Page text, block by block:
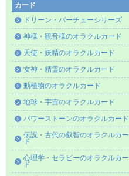
カード
ドリーン・バーチューシリーズ
神様・観音様のオラクルカード
天使・妖精のオラクルカード
女神・精霊のオラクルカード
動植物のオラクルカード
地球・宇宙のオラクルカード
パワーストーンのオラクルカード
伝説・古代の叡智のオラクルカー
ド
心理学・セラピーのオラクルカー
ド